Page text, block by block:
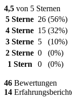
4,5 von 5 Sternen
5 Sterne 26 (56%)
4 Sterne 15 (32%)
3 Sterne 5
(10%)
2 Sterne 0
(0%)
1 Stern
0 (0%)
46 Bewertungen
14